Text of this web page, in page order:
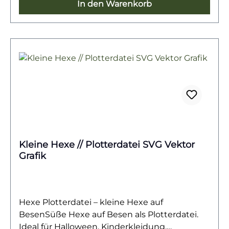
oder Partydeko – die vielseitig einsetzbare
Datei sorgt für fröhliche Halloween-Stimmung
und ist ein echter Hingucker für Groß und
Klein.
In den Warenkorb
Kleine Hexe // Plotterdatei SVG Vektor
Grafik
Hexe Plotterdatei – kleine Hexe auf
BesenSüße Hexe auf Besen als Plotterdatei.
Ideal für Halloween, Kinderkleidung,